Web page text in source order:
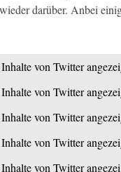
darüber. Anbei
von Twitter
von Twitter
von Twitter
von Twitter
von Twitter